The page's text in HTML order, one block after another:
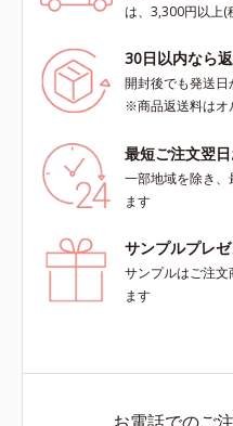
は、3,300円以上(
30日以内なら
開封後でも発送
※商品返送料はオ
最短ご注文翌
一部地域を除き
ます
サンプルプレ
サンプルはご注
ます